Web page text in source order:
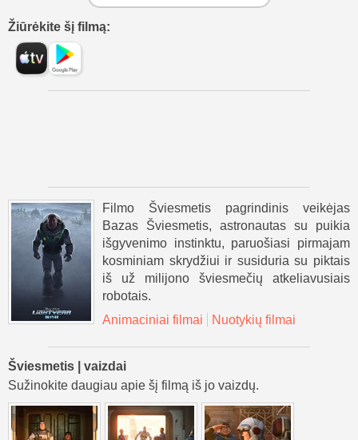
Žiūrėkite šį filmą:
Filmo Šviesmetis pagrindinis veikėjas
Bazas Šviesmetis, astronautas su puikia
išgyvenimo instinktu, paruošiasi pirmajam
kosminiam skrydžiui ir susiduria su piktais
iš už milijono šviesmečių atkeliavusiais
robotais.
Animaciniai filmai
Nuotykių filmai
Šviesmetis | vaizdai
Sužinokite daugiau apie šį filmą iš jo vaizdų.